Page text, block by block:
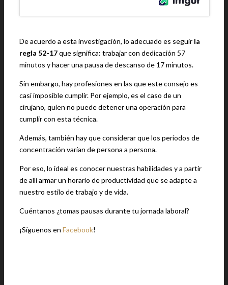
De acuerdo a esta investigación, lo adecuado es seguir la
regla 52-17que significa: trabajar con dedicación 57
minutos y hacer una pausa de descanso de 17 minutos.
Sin embargo, hay profesiones en las que este consejo es
casi imposible cumplir. Por ejemplo, es el caso de un
cirujano, quien no puede detener una operación para
cumplir con esta técnica.
Además, también hay que considerar que los períodos de
concentración varían de persona a persona.
Por eso, lo ideal es conocer nuestras habilidades y a partir
de allí armar un horario de productividad que se adapte a
nuestro estilo de trabajo y de vida.
Cuéntanos ¿tomas pausas durante tu jornada laboral?
¡Síguenos en Facebook!